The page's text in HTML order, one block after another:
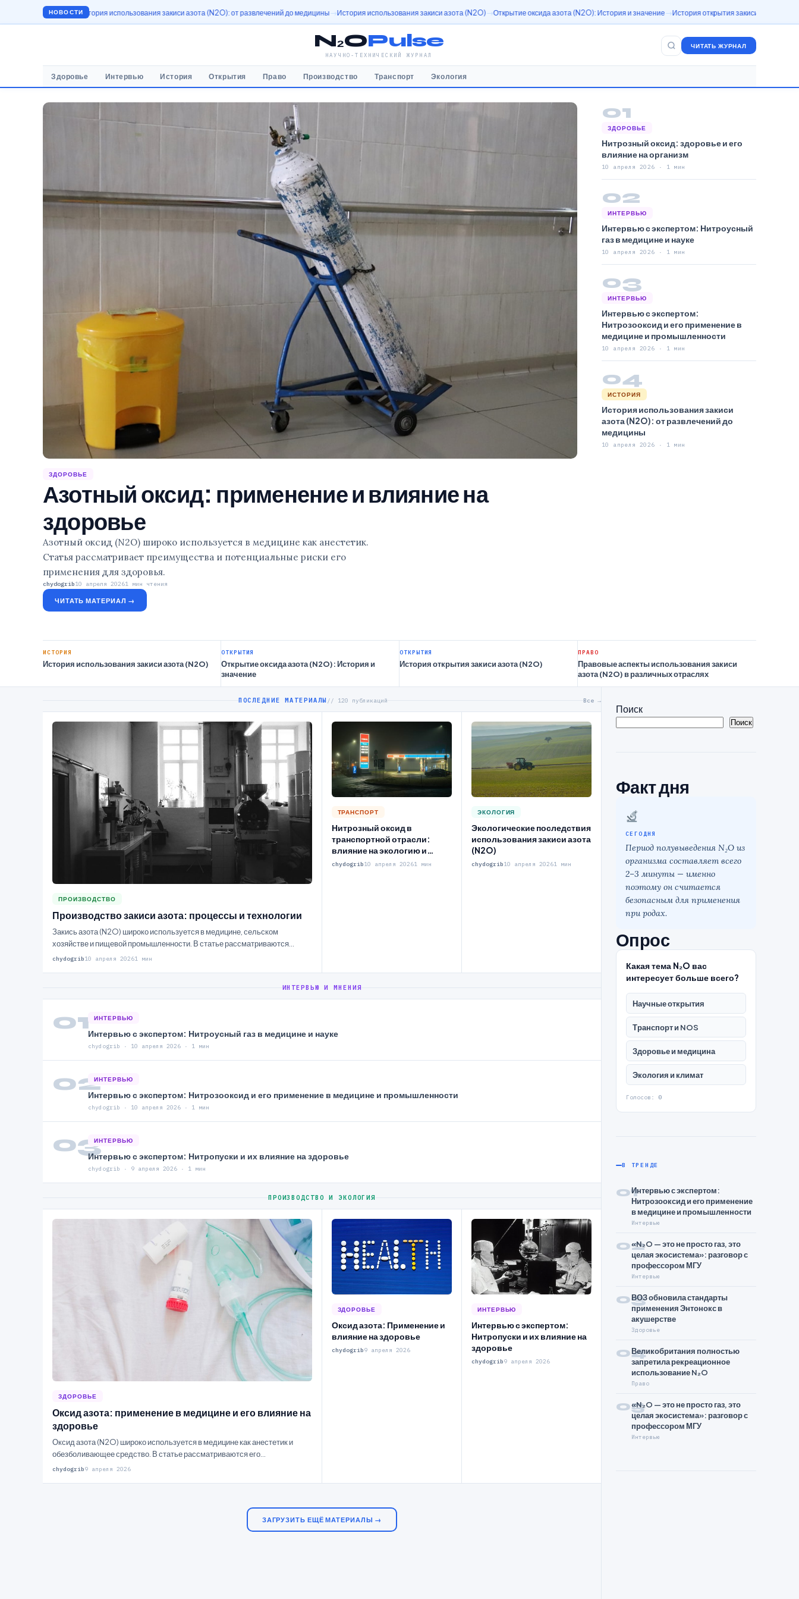
НОВОСТИ
История использования закиси азота (N2O): от развлечений до медицины История использования закиси азота (N2O) Открытие оксида азота (N2O): История и значение История открытия закиси азота (N2O) Азотный
N₂OPulse
НАУЧНО-ТЕХНИЧЕСКИЙ ЖУРНАЛ
ЧИТАТЬ ЖУРНАЛ
Здоровье Интервью История Открытия Право Производство Транспорт Экология
ЗДОРОВЬЕ
Азотный оксид: применение и влияние на
здоровье
Азотный оксид (N2O) широко используется в медицине как анестетик.
Статья рассматривает преимущества и потенциальные риски его
применения для здоровья.
chydogrib10 апреля 20261 мин чтения
ЧИТАТЬ МАТЕРИАЛ →
01
ЗДОРОВЬЕ
Нитрозный оксид: здоровье и его
влияние на организм
10 апреля 2026 · 1 мин
02
ИНТЕРВЬЮ
Интервью с экспертом: Нитроусный
газ в медицине и науке
10 апреля 2026 · 1 мин
03
ИНТЕРВЬЮ
Интервью с экспертом:
Нитрозооксид и его применение в
медицине и промышленности
10 апреля 2026 · 1 мин
04
ИСТОРИЯ
История использования закиси
азота (N2O): от развлечений до
медицины
10 апреля 2026 · 1 мин
ИСТОРИЯ
История использования закиси азота (N2O)
ОТКРЫТИЯ
Открытие оксида азота (N2O): История и
значение
ОТКРЫТИЯ
История открытия закиси азота (N2O)
ПРАВО
Правовые аспекты использования закиси
азота (N2O) в различных отраслях
ПОСЛЕДНИЕ МАТЕРИАЛЫ // 120 публикаций Все →
ПРОИЗВОДСТВО
Производство закиси азота: процессы и технологии
Закись азота (N2O) широко используется в медицине, сельском
хозяйстве и пищевой промышленности. В статье рассматриваются
методы производства этого…
chydogrib10 апреля 20261 мин
ТРАНСПОРТ
Нитрозный оксид в
транспортной отрасли:
влияние на экологию и
здоровье
chydogrib10 апреля 20261 мин
ЭКОЛОГИЯ
Экологические последствия
использования закиси азота
(N2O)
chydogrib10 апреля 20261 мин
ИНТЕРВЬЮ И МНЕНИЯ
01 ИНТЕРВЬЮ
Интервью с экспертом: Нитроусный газ в медицине и науке
chydogrib · 10 апреля 2026 · 1 мин
02ИНТЕРВЬЮ
Интервью с экспертом: Нитрозооксид и его применение в медицине и промышленности
chydogrib · 10 апреля 2026 · 1 мин
03ИНТЕРВЬЮ
Интервью с экспертом: Нитропуски и их влияние на здоровье
chydogrib · 9 апреля 2026 · 1 мин
ПРОИЗВОДСТВО И ЭКОЛОГИЯ
ЗДОРОВЬЕ
Оксид азота: применение в медицине и его влияние на
здоровье
Оксид азота (N2O) широко используется в медицине как анестетик и
обезболивающее средство. В статье рассматриваются его…
chydogrib9 апреля 2026
ЗДОРОВЬЕ
Оксид азота: Применение и
влияние на здоровье
chydogrib9 апреля 2026
ИНТЕРВЬЮ
Интервью с экспертом:
Нитропуски и их влияние на
здоровье
chydogrib9 апреля 2026
ЗАГРУЗИТЬ ЕЩЁ МАТЕРИАЛЫ →
Поиск
Поиск
Факт дня
СЕГОДНЯ
Период полувыведения N₂O из
организма составляет всего
2–3 минуты — именно
поэтому он считается
безопасным для применения
при родах.
Опрос
Какая тема N₂O вас
интересует больше всего?
Научные открытия
Транспорт и NOS
Здоровье и медицина
Экология и климат
Голосов: 0
В ТРЕНДЕ
01Интервью с экспертом:
Нитрозооксид и его применение
в медицине и промышленности
Интервью
02«N₂O — это не просто газ, это
целая экосистема»: разговор с
профессором МГУ
Интервью
03ВОЗ обновила стандарты
применения Энтонокс в
акушерстве
Здоровье
04Великобритания полностью
запретила рекреационное
использование N₂O
Право
05«N₂O — это не просто газ, это
целая экосистема»: разговор с
профессором МГУ
Интервью